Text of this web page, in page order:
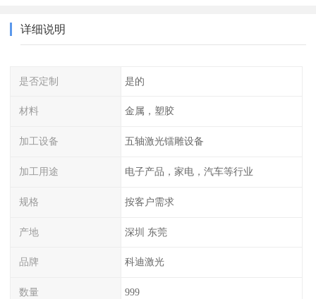
详细说明
是否定制 是的
材料 金属，塑胶
加工设备 五轴激光镭雕设备
加工用途 电子产品，家电，汽车等行业
规格 按客户需求
产地 深圳 东莞
品牌 科迪激光
数量 999